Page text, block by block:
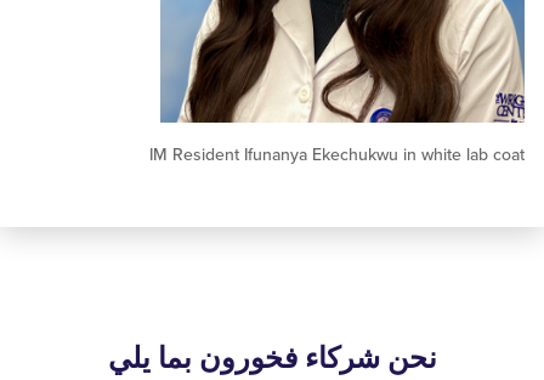
IM Resident Ifunanya Ekechukwu in white
نحن شركاء فخورون بما يلي